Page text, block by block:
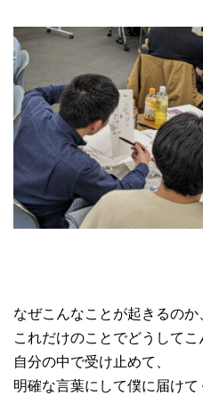
なぜこんなことが起きるのか、
これだけのことでどうしてこ
自分の中で受け止めて、
明確な言葉にして僕に届けて